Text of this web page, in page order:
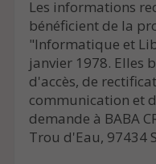
Les informations
bénéficient de la
"Informatique et
janvier 1978. Elles
d'accès, de
communication et
demande à BABA
Trou d'Eau, 97434